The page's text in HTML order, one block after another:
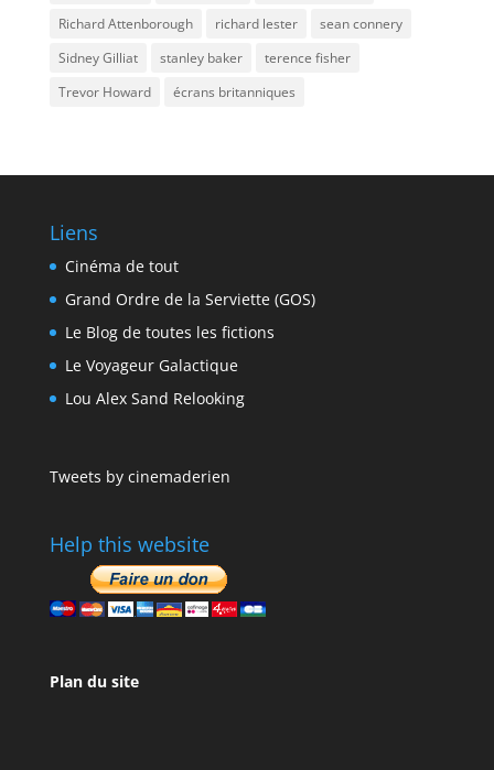
Richard Attenborough
richard lester
sean connery
Sidney Gilliat
stanley baker
terence fisher
Trevor Howard
écrans britanniques
Liens
Cinéma de tout
Grand Ordre de la Serviette (GOS)
Le Blog de toutes les fictions
Le Voyageur Galactique
Lou Alex Sand Relooking
Tweets by cinemaderien
Help this website
Plan du site